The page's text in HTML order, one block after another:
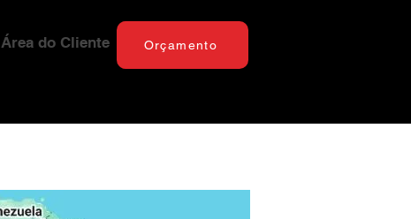
Área do Cliente Orçamento